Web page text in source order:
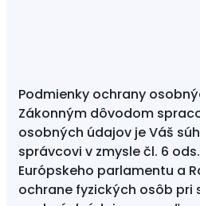
Podmienky ochrany
Zákonným dôvodom
osobných údajov je Váš
správcovi v zmysle čl. 6
Európskeho parlamentu a
ochrane fyzických osôb pri